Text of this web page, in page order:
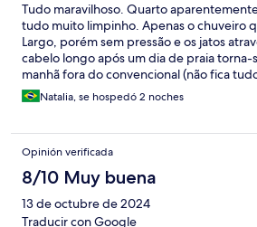
Tudo maravilhoso. Quarto
tudo muito limpinho. Apenas o chuveiro
Largo, porém sem pressão e os jatos
cabelo longo após um dia de praia torna-
manhã fora do convencional (não fica
serve), porém não tenho nada a reclamar.
saboroso, feito na hora.
Natalia, se hospedó 2 noches
Opinión verificada
8/10 Muy buena
13 de octubre de 2024
Traducir con Google